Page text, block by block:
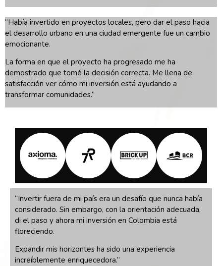
“Había invertido en proyectos locales, pero dar el paso hacia
el desarrollo urbano en una ciudad emergente fue un cambio
emocionante.
La forma en que el proyecto ha progresado me ha
demostrado que tomé la decisión correcta. Me llena de
satisfacción ver cómo mi inversión está ayudando a
transformar comunidades.”
“Invertir fuera de mi país era un desafío que nunca había
considerado. Sin embargo, con la orientación adecuada,
di el paso y ahora mi inversión en Colombia está
floreciendo.
Expandir mis horizontes ha sido una experiencia
increíblemente enriquecedora.”